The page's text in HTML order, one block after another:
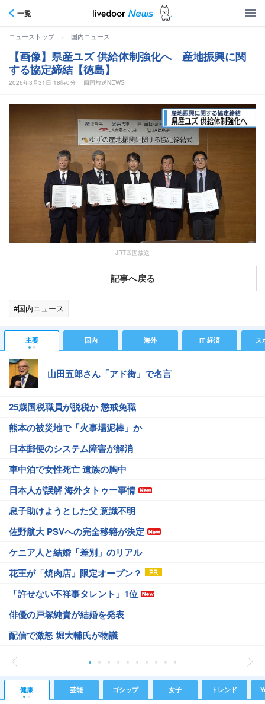
一覧
ニューストップ > 国内ニュース
【画像】県産ユズ 供給体制強化へ 産地振興に関
する協定締結【徳島】
2026年3月31日 18時0分 四国放送NEWS
JRT四国放送
記事へ戻る
#国内ニュース
主要 国内 海外 IT 経済 ス
山田五郎さん「アド街」で名言
25歳国税職員が脱税か 懲戒免職
熊本の被災地で「火事場泥棒」か
日本郵便のシステム障害が解消
車中泊で女性死亡 遺族の胸中
日本人が誤解 海外タトゥー事情
息子助けようとした父 意識不明
佐野航大 PSVへの完全移籍が決定
ケニア人と結婚「差別」のリアル
花王が「焼肉店」限定オープン？
「許せない不祥事タレント」1位
俳優の戸塚純貴が結婚を発表
配信で激怒 堀大輔氏が物議
健康 芸能 ゴシップ 女子 トレンド